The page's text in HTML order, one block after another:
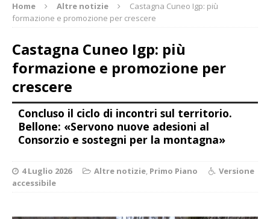
Home Altre notizie
Castagna Cuneo Igp: più
formazione e promozione per crescere
Castagna Cuneo Igp: più
formazione e promozione per
crescere
Concluso il ciclo di incontri sul territorio.
Bellone: «Servono nuove adesioni al
Consorzio e sostegni per la montagna»
4 Luglio 2026 Altre notizie, Primo Piano
Versione
accessibile